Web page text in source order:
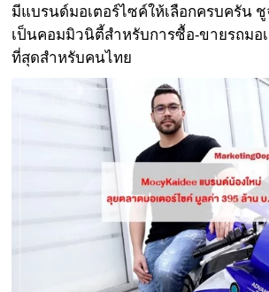
มีแบรนด์มอเตอร์ไซค์ให้เลือกครบครัน
เป็นคอมมิวนิตี้สำหรับการซื้อ-ขายรถมอ
ที่สุดสำหรับคนไทย